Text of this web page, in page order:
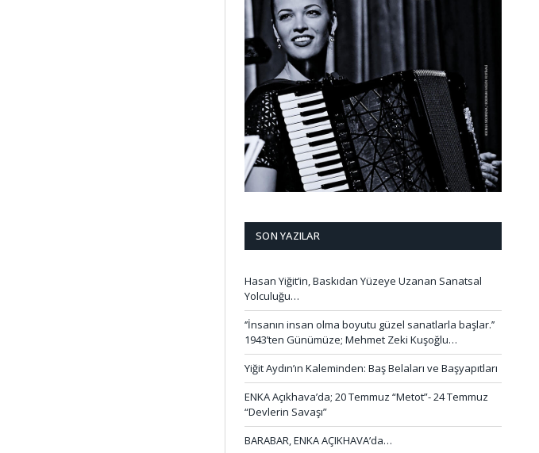
SON YAZILAR
Hasan Yiğit’in, Baskıdan Yüzeye Uzanan Sanatsal
Yolculuğu…
‘’İnsanın insan olma boyutu güzel sanatlarla başlar.’’
1943’ten Günümüze; Mehmet Zeki Kuşoğlu…
Yiğit Aydın’ın Kaleminden: Baş Belaları ve Başyapıtları
ENKA Açıkhava’da; 20 Temmuz “Metot”- 24 Temmuz
“Devlerin Savaşı”
BARABAR, ENKA AÇIKHAVA’da…